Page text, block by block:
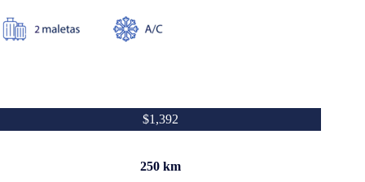
$1,392
250 km